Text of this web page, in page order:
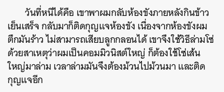
วันที่หนีได้คือ เขาพาผมกลับห้องขังภายหลังกินข้าว
เย็นเสร็จ กลับมาก็ติดกุญแจห้องขัง เนื่องจากห้องขังผม
ตึกมันร้าว ไม่สามารถเสียบลูกกลอนได้ เขาจึงใช้วิธีล่ามโซ่
ด้วยสาเหตุว่าผมเป็นคอมมิวนิสต์ใหญ่ ก็ต้องใช้โซ่เส้น
ใหญ่มาล่าม เวลาล่ามมันจึงต้องม้วนไปม้วนมา และติด
กุญแจอีก